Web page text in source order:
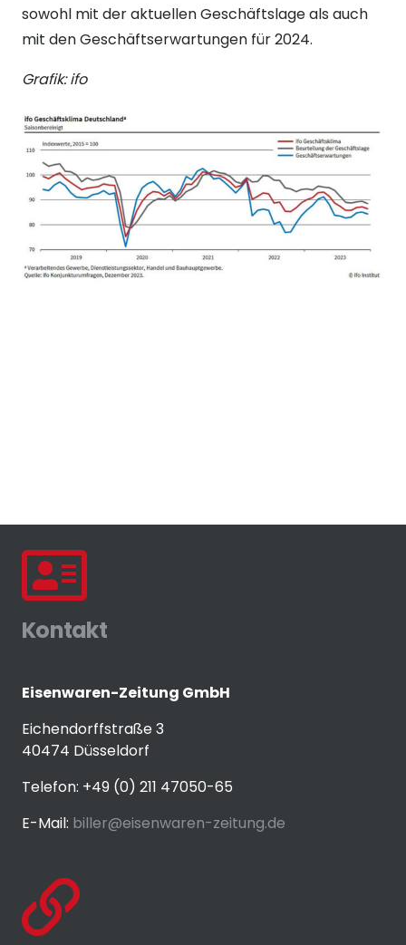
sowohl mit der aktuellen Geschäftslage als auch
mit den Geschäftserwartungen für 2024.
Grafik: ifo
Kontakt
Eisenwaren-Zeitung GmbH
Eichendorffstraße 3
40474 Düsseldorf
Telefon: +49 (0) 211 47050-65
E-Mail: biller@eisenwaren-zeitung.de